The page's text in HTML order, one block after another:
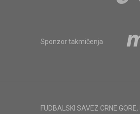
Sponzor takmičenja
FUDBALSKI SAVEZ CRNE GORE,